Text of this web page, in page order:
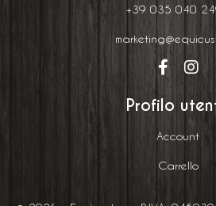
+39 035 040
Profilo
Account
Carrello